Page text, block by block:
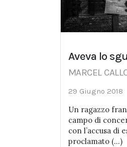
Aveva lo
MARCEL
29 Giugno 2018
Un ragazzo
campo di
con l’accusa di
proclamato (...)